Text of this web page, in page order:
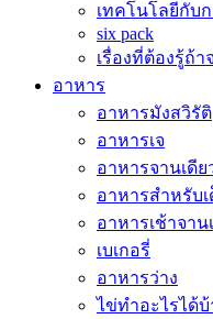
เทคโนโลยีกับ
six pack
เรื่องที่ต้องรู้ถ้
อาหาร
อาหารมังสวิรัติ
อาหารเจ
อาหารจานเดีย
อาหารสำหรับเ
อาหารเช้าจาน
เบเกอรี่
อาหารว่าง
ไข่ทำอะไรได้บ้